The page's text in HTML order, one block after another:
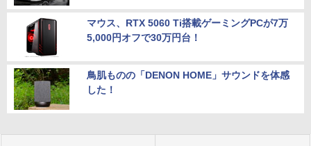
マウス、RTX 5060 Ti搭載ゲーミングPCが7万
5,000円オフで30万円台！
鳥肌ものの「DENON HOME」サウンドを体感
した！